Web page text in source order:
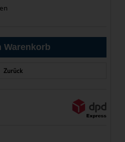
Zurück